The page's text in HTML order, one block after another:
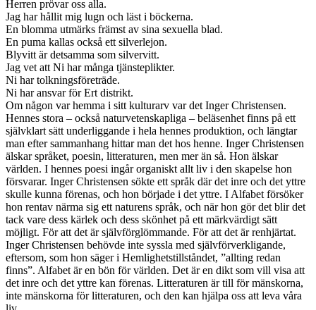
Herren prövar oss alla.
Jag har hållit mig lugn och läst i böckerna.
En blomma utmärks främst av sina sexuella blad.
En puma kallas också ett silverlejon.
Blyvitt är detsamma som silvervitt.
Jag vet att Ni har många tjänsteplikter.
Ni har tolkningsföreträde.
Ni har ansvar för Ert distrikt.
Om någon var hemma i sitt kulturarv var det Inger Christensen.
Hennes stora – också naturvetenskapliga – beläsenhet finns på ett
självklart sätt underliggande i hela hennes produktion, och längtar
man efter sammanhang hittar man det hos henne. Inger Christensen
älskar språket, poesin, litteraturen, men mer än så. Hon älskar
världen. I hennes poesi ingår organiskt allt liv i den skapelse hon
försvarar. Inger Christensen sökte ett språk där det inre och det yttre
skulle kunna förenas, och hon började i det yttre. I Alfabet försöker
hon rentav närma sig ett naturens språk, och när hon gör det blir det
tack vare dess kärlek och dess skönhet på ett märkvärdigt sätt
möjligt. För att det är självförglömmande. För att det är renhjärtat.
Inger Christensen behövde inte syssla med självförverkligande,
eftersom, som hon säger i Hemlighetstillståndet, ”allting redan
finns”. Alfabet är en bön för världen. Det är en dikt som vill visa att
det inre och det yttre kan förenas. Litteraturen är till för mänskorna,
inte mänskorna för litteraturen, och den kan hjälpa oss att leva våra